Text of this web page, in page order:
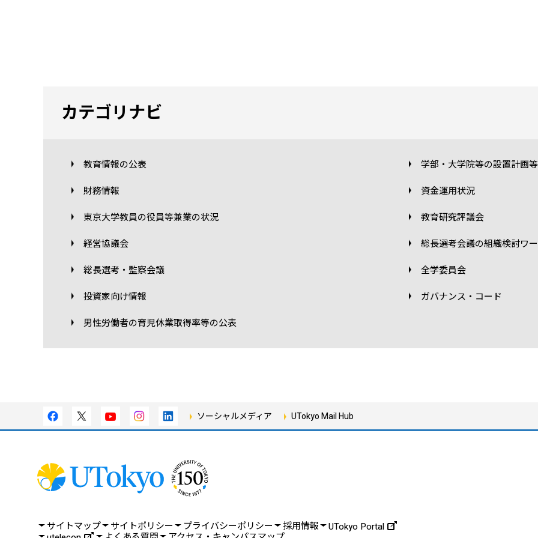
カテゴリナビ
教育情報の公表 学部・大学院等の設置計画等
財務情報 資金運用状況
東京大学教員の役員等兼業の状況 教育研究評議会
経営協議会 総長選考会議の組織検討ワ
総長選考・監察会議 全学委員会
投資家向け情報 ガバナンス・コード
男性労働者の育児休業取得率等の公表
ソーシャルメディア UTokyo Mail Hub
サイトマップ サイトポリシー プライバシーポリシー 採用情報
UTokyo Portal